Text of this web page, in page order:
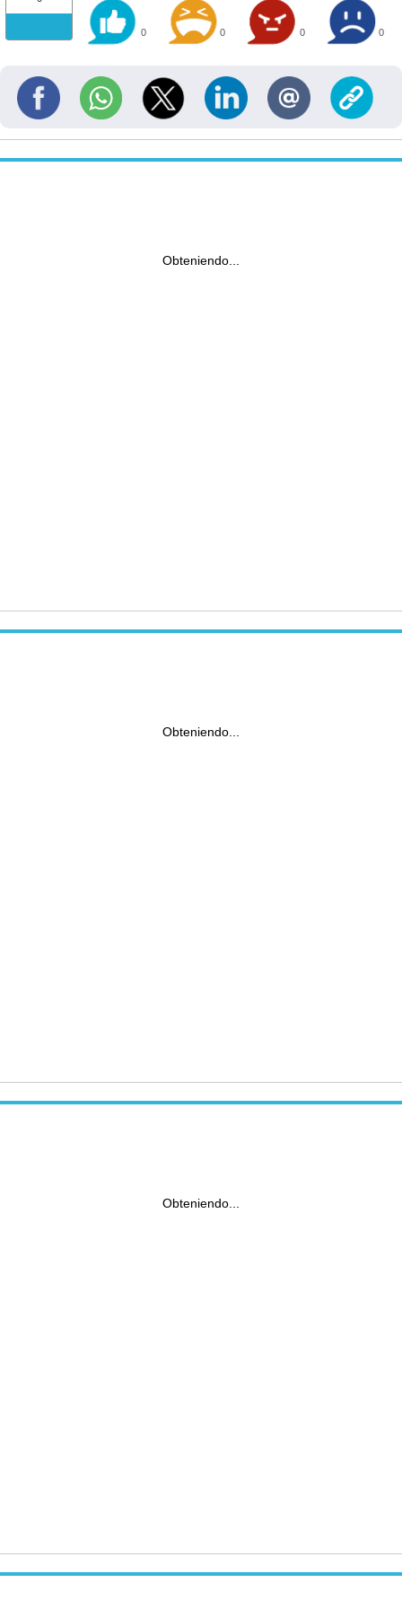
0 0 0 0
Obteniendo...
Obteniendo...
Obteniendo...